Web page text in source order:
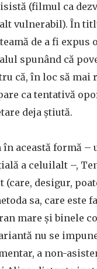
(filmul ca
vulnerabil). În
de a fi
spunând că
că, în loc să
ca tentativă
deja știută.
această formă –
a celuilalt –,
desigur,
sa, care
mare și binele
nu se
a non-